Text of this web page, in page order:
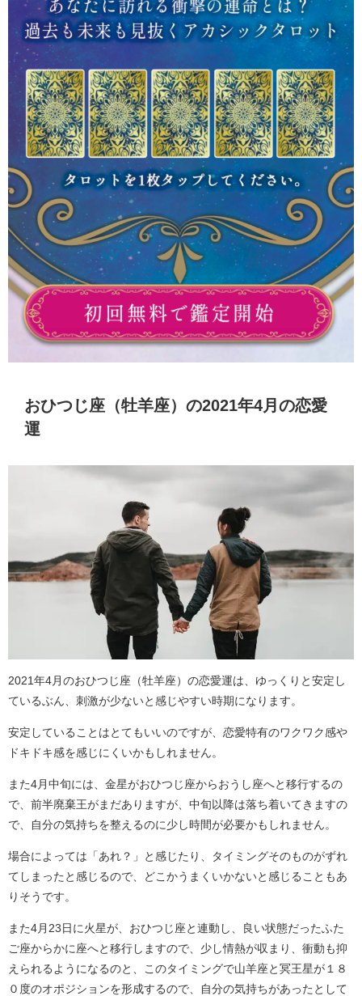
おひつじ座（牡羊座）の2021年4月の恋愛
運
2021年4月のおひつじ座（牡羊座）の恋愛運は、ゆっくりと安定し
ているぶん、刺激が少ないと感じやすい時期になります。
安定していることはとてもいいのですが、恋愛特有のワクワク感や
ドキドキ感を感じにくいかもしれません。
また4月中旬には、金星がおひつじ座からおうし座へと移行するの
で、前半廃棄王がまだありますが、中旬以降は落ち着いてきますの
で、自分の気持ちを整えるのに少し時間が必要かもしれません。
場合によっては「あれ？」と感じたり、タイミングそのものがずれ
てしまったと感じるので、どこかうまくいかないと感じることもあ
りそうです。
また4月23日に火星が、おひつじ座と連動し、良い状態だったふた
ご座からかに座へと移行しますので、少し情熱が収まり、衝動も抑
えられるようになるのと、このタイミングで山羊座と冥王星が１８
０度のオポジションを形成するので、自分の気持ちがあったとして